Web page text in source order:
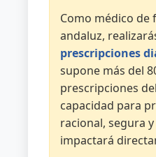
para
mejorar
la
adherencia
terapéutica
de
los
Como médico de
andaluz,
prescripciones
supone más del
prescripciones del
capacidad para
racional, segura
impactará